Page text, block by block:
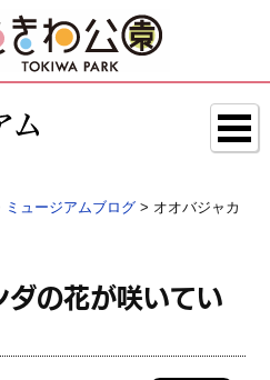
ミュージアムブログ > オオバジャカ
ダの花が咲いてい